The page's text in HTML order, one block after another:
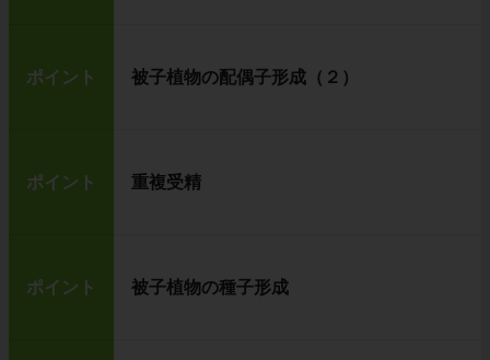
ポイント 被子植物の配偶子形成（２）
ポイント 重複受精
ポイント 被子植物の種子形成